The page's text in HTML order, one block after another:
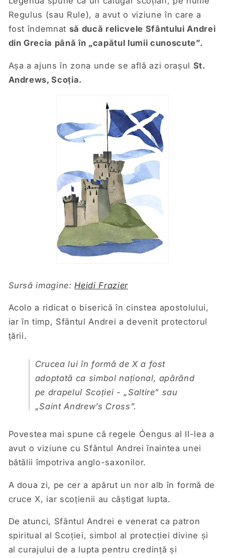
Regulus (sau Rule), a avut o viziune în care a
fost îndemnat să ducă relicvele Sfântului Andrei
din Grecia până în „capătul lumii cunoscute”.
Așa a ajuns în zona unde se află azi orașul St.
Andrews, Scoția.
Sursă imagine: Heidi Frazier
Acolo a ridicat o biserică în cinstea apostolului,
iar în timp, Sfântul Andrei a devenit protectorul
țării.
Crucea lui în formă de X a fost
adoptată ca simbol național, apărând
pe drapelul Scoției - „Saltire” sau
„Saint Andrew’s Cross”.
Povestea mai spune că regele Óengus al II-lea a
avut o viziune cu Sfântul Andrei înaintea unei
bătălii împotriva anglo-saxonilor.
A doua zi, pe cer a apărut un nor alb în formă de
cruce X, iar scoțienii au câștigat lupta.
De atunci, Sfântul Andrei e venerat ca patron
spiritual al Scoției, simbol al protecției divine și
al curajului de a lupta pentru credință și